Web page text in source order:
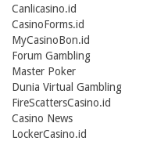
Canlicasino.id
CasinoForms.id
MyCasinoBon.id
Forum Gambling
Master Poker
Dunia Virtual Gambling
FireScattersCasino.id
Casino News
LockerCasino.id